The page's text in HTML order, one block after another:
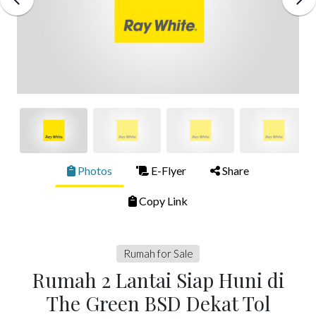
Photos E-Flyer Share
Copy Link
Rumah for Sale
Rumah 2 Lantai Siap Huni di
The Green BSD Dekat Tol